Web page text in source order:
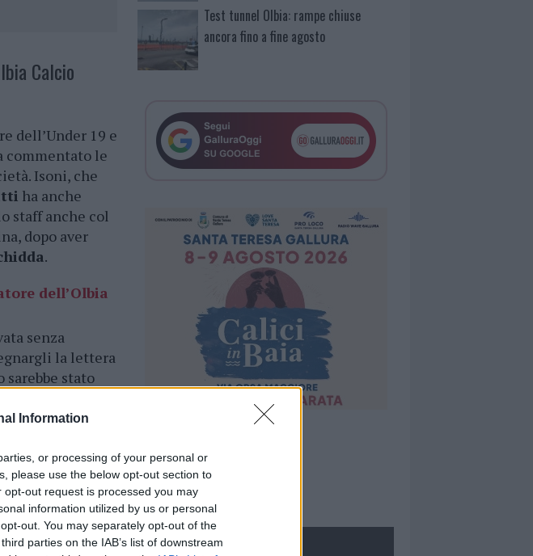
Information
or processing of your personal or
please use the below opt-out section to
out request is processed you may
information utilized by us or personal
out. You may separately opt-out of the
parties on the IAB’s list of downstream
Calcio
dell’Under 19 e
commentato le
Isoni, che
ha anche
staff anche col
dopo aver
.
dell’Olbia
senza
la lettera
sarebbe stato
della scelta.
di
Test tunnel Olbia: rampe chiuse
ancora fino a fine agosto
NECROLOGIE